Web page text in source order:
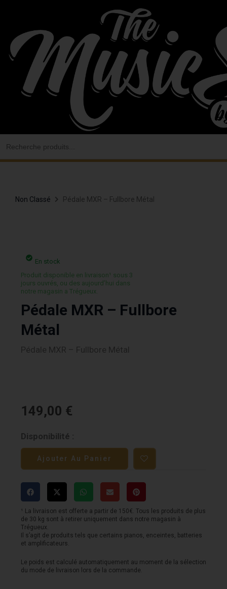
contenu
Non Classé Pédale MXR – Fullbore Métal
En stock
Produit disponible en livraison¹ sous 3
jours ouvrés, ou des aujourd’hui dans
notre magasin a Trégueux.
Pédale MXR – Fullbore
Métal
Pédale MXR – Fullbore Métal
149,00 €
Disponibilité :
quantité
de
Pédale
MXR
Fullbore
Métal
Ajouter Au Panier
¹ La livraison est offerte a partir de 150€. Tous les produits de plus
de 30 kg sont à retirer uniquement dans notre magasin à
Trégueux.
Il s’agit de produits tels que certains pianos, enceintes, batteries
et amplificateurs.
Le poids est calculé automatiquement au moment de la sélection
du mode de livraison lors de la commande.